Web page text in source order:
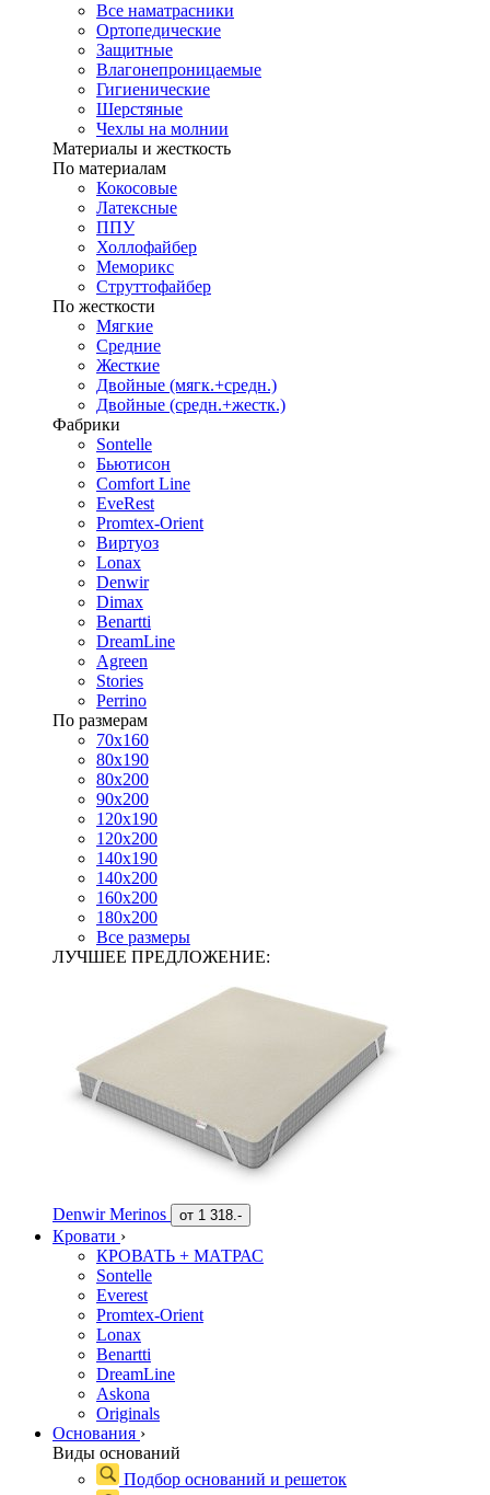
Все наматрасники
Ортопедические
Защитные
Влагонепроницаемые
Гигиенические
Шерстяные
Чехлы на молнии
Материалы и жесткость
По материалам
Кокосовые
Латексные
ППУ
Холлофайбер
Меморикс
Струттофайбер
По жесткости
Мягкие
Средние
Жесткие
Двойные (мягк.+средн.)
Двойные (средн.+жестк.)
Фабрики
Sontelle
Бьютисон
Comfort Line
EveRest
Promtex-Orient
Виртуоз
Lonax
Denwir
Dimax
Benartti
DreamLine
Agreen
Stories
Perrino
По размерам
70х160
80х190
80х200
90х200
120х190
120х200
140х190
140х200
160х200
180х200
Все размеры
ЛУЧШЕЕ ПРЕДЛОЖЕНИЕ:
Denwir Merinos от 1 318.-
Кровати ›
КРОВАТЬ + МАТРАС
Sontelle
Everest
Promtex-Orient
Lonax
Benartti
DreamLine
Askona
Originals
Основания ›
Виды оснований
Подбор оснований и решеток